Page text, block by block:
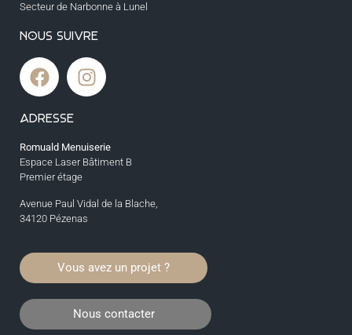
Secteur de Narbonne à Lunel
NOUS SUIVRE
ADRESSE
Romuald Menuiserie
Espace Laser Bâtiment B
Premier étage
Avenue Paul Vidal de la Blache,
34120 Pézenas
Vous avez un projet ?
Nous contacter